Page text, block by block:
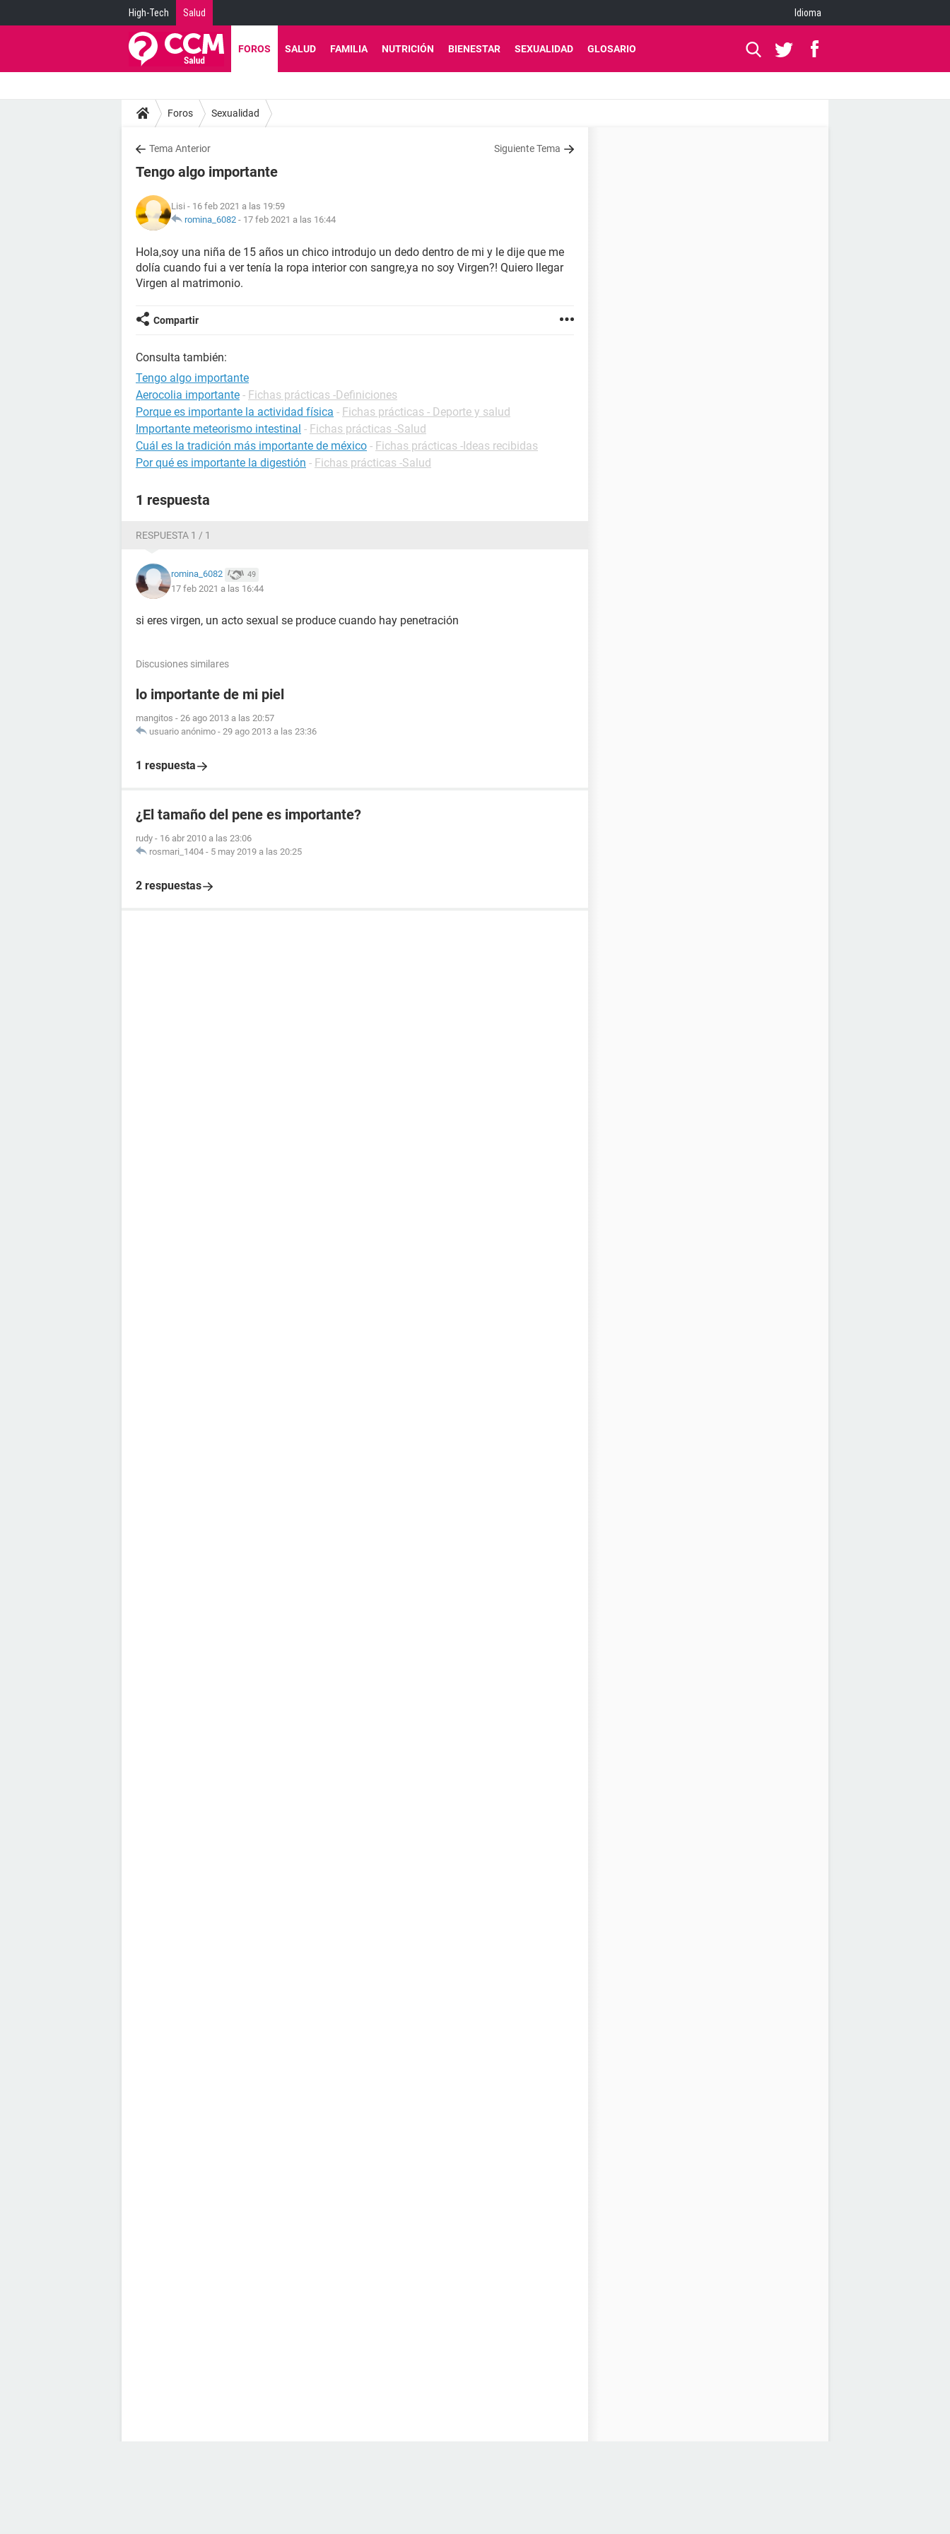
High-Tech Salud Idioma
FOROS SALUD FAMILIA NUTRICIÓN BIENESTAR SEXUALIDAD GLOSARIO
Foros Sexualidad
Tema Anterior Siguiente Tema
Tengo algo importante
Lisi - 16 feb 2021 a las 19:59
romina_6082 - 17 feb 2021 a las 16:44
Hola,soy una niña de 15 años un chico introdujo un dedo dentro de mi y le dije que me
dolía cuando fui a ver tenía la ropa interior con sangre,ya no soy Virgen?! Quiero llegar
Virgen al matrimonio.
Compartir
Consulta también:
Tengo algo importante
Aerocolia importante - Fichas prácticas -Definiciones
Porque es importante la actividad física - Fichas prácticas - Deporte y salud
Importante meteorismo intestinal - Fichas prácticas -Salud
Cuál es la tradición más importante de méxico - Fichas prácticas -Ideas recibidas
Por qué es importante la digestión - Fichas prácticas -Salud
1 respuesta
RESPUESTA 1 / 1
romina_6082 49
17 feb 2021 a las 16:44
si eres virgen, un acto sexual se produce cuando hay penetración
Discusiones similares
lo importante de mi piel
mangitos - 26 ago 2013 a las 20:57
usuario anónimo - 29 ago 2013 a las 23:36
1 respuesta
¿El tamaño del pene es importante?
rudy - 16 abr 2010 a las 23:06
rosmari_1404 - 5 may 2019 a las 20:25
2 respuestas